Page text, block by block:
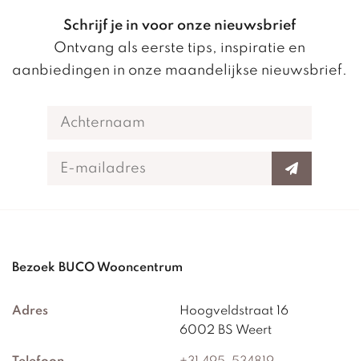
Schrijf je in voor onze nieuwsbrief
Ontvang als eerste tips, inspiratie en
aanbiedingen in onze maandelijkse nieuwsbrief.
Bezoek BUCO Wooncentrum
Adres
Hoogveldstraat 16
6002 BS Weert